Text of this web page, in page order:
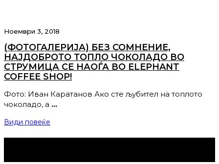
Ноември 3, 2018
(ФОТОГАЛЕРИЈА) БЕЗ СОМНЕНИЕ,
НАЈДОБРОТО ТОПЛО ЧОКОЛАДО ВО
СТРУМИЦА СЕ НАОЃА ВО ELEPHANT
COFFEE SHOP!
Фото: Иван Каратанов Ако сте љубител на топлото
чоколадо, а …
Види повеќе